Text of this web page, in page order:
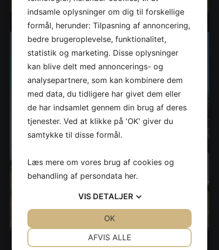
Projekt navn 5
Projekt navn 4
indsamle oplysninger om dig til forskellige
formål, herunder: Tilpasning af annoncering,
bedre brugeroplevelse, funktionalitet,
statistik og marketing. Disse oplysninger
kan blive delt med annoncerings- og
analysepartnere, som kan kombinere dem
med data, du tidligere har givet dem eller
de har indsamlet gennem din brug af deres
tjenester. Ved at klikke på 'OK' giver du
samtykke til disse formål.
Læs mere om vores brug af cookies og
behandling af persondata her.
VIS DETALJER
AFVIS ALLE
OK